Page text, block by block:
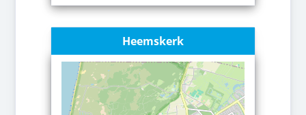
Heemskerk